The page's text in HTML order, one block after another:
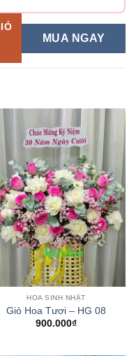
MUA NGAY
HOA SINH NHẬT
Giỏ Hoa Tươi – HG 08
900.000₫